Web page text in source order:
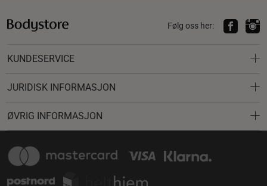
Følg oss her:
KUNDESERVICE
JURIDISK INFORMASJON
ØVRIG INFORMASJON